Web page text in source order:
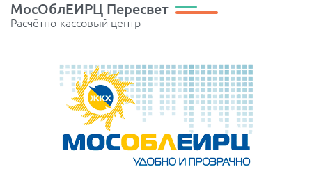
МосОблЕИРЦ Пересвет
Расчётно-кассовый центр